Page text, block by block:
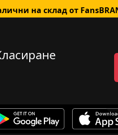
на склад от